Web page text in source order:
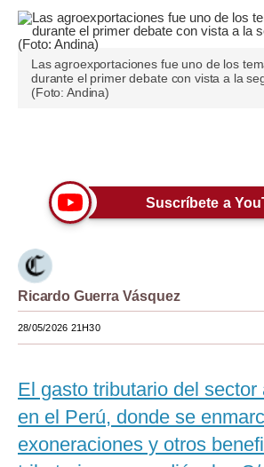
Blogs
Tendencias
Lujo
Estilos
EEUU
México
Tecnología
Club del Suscriptor
Las agroexportaciones fue uno de los
durante el primer debate con vista a la
(Foto: Andina)
Suscríbete a
Ricardo Guerra Vásquez
28/05/2026 21H30
El gasto tributario del sector
en el Perú, donde se
exoneraciones y otros